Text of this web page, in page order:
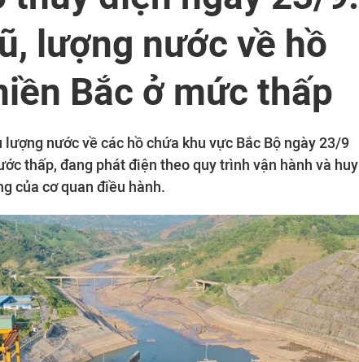
lượng nước về hồ
Bắc ở mức thấp
nước về các hồ chứa khu vực Bắc Bộ ngày 23/9
thấp, đang phát điện theo quy trình vận hành và huy
của cơ quan điều hành.